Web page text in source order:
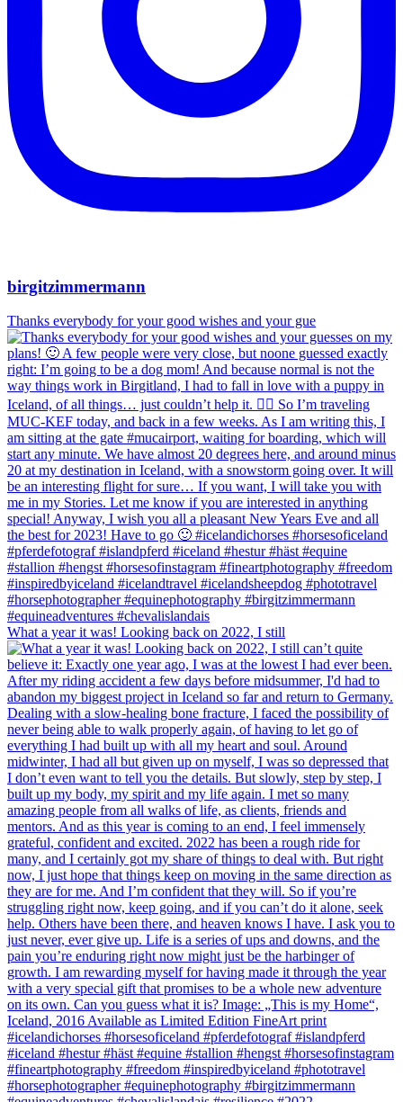
birgitzimmermann
Thanks everybody for your good wishes and your gue
What a year it was! Looking back on 2022, I still